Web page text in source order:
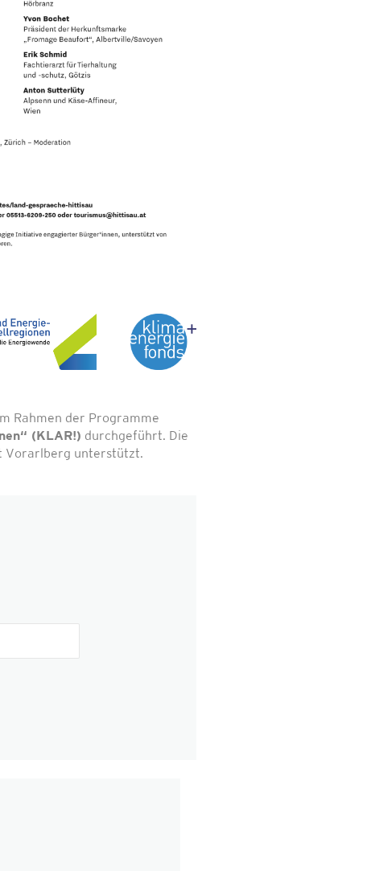
Rahmen der Programme
(KLAR!) durchgeführt. Die
Vorarlberg unterstützt.